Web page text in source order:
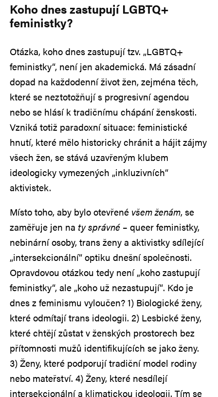
Koho dnes zastupují LGBTQ+
feministky?
Otázka, koho dnes zastupují tzv. „LGBTQ+
feministky“, není jen akademická. Má zásadní
dopad na každodenní život žen, zejména těch,
které se neztotožňují s progresivní agendou
nebo se hlásí k tradičnímu chápání ženskosti.
Vzniká totiž paradoxní situace: feministické
hnutí, které mělo historicky chránit a hájit zájmy
všech žen, se stává uzavřeným klubem
ideologicky vymezených „inkluzivních“
aktivistek.
Místo toho, aby bylo otevřené všem ženám, se
zaměřuje jen na ty správné – queer feministky,
nebinární osoby, trans ženy a aktivistky sdílející
„intersekcionální“ optiku dnešní společnosti.
Opravdovou otázkou tedy není „koho zastupují
feministky“, ale „koho už nezastupují“. Kdo je
dnes z feminismu vyloučen? 1) Biologické ženy,
které odmítají trans ideologii. 2) Lesbické ženy,
které chtějí zůstat v ženských prostorech bez
přítomnosti mužů identifikujících se jako ženy.
3) Ženy, které podporují tradiční model rodiny
nebo mateřství. 4) Ženy, které nesdílejí
intersekcionální a klimatickou ideologii. Tím se